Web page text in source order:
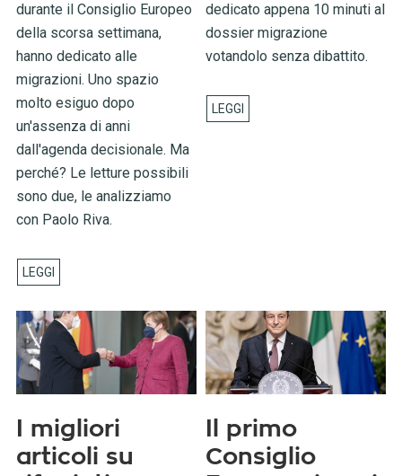
durante il Consiglio Europeo
della scorsa settimana,
hanno dedicato alle
migrazioni. Uno spazio
molto esiguo dopo
un'assenza di anni
dall'agenda decisionale. Ma
perché? Le letture possibili
sono due, le analizziamo
con Paolo Riva.
dedicato appena 10 minuti al
dossier migrazione
votandolo senza dibattito.
I migliori
articoli su
Il primo
Consiglio